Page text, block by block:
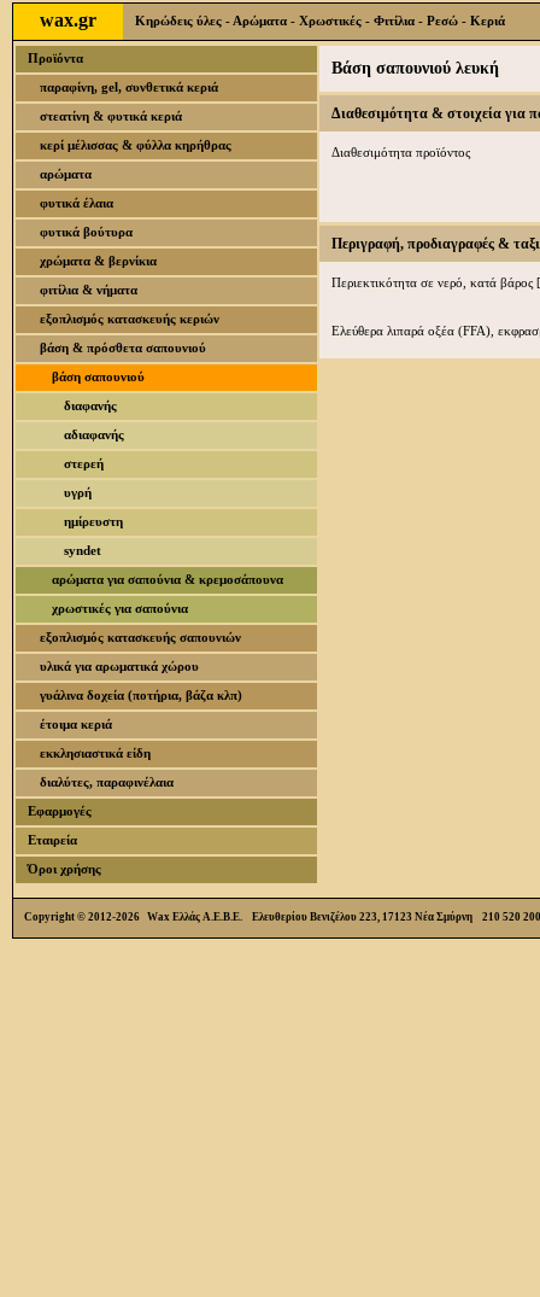
wax.gr Κηρώδεις ύλες - Αρώματα - Χρωστικές - Φιτίλια - Ρεσώ - Κεριά
Προϊόντα
παραφίνη, gel, συνθετικά κεριά
στεατίνη & φυτικά κεριά
κερί μέλισσας & φύλλα κηρήθρας
αρώματα
φυτικά έλαια
φυτικά βούτυρα
χρώματα & βερνίκια
φιτίλια & νήματα
εξοπλισμός κατασκευής κεριών
βάση & πρόσθετα σαπουνιού
βάση σαπουνιού
διαφανής
αδιαφανής
στερεή
υγρή
ημίρευστη
syndet
αρώματα για σαπούνια & κρεμοσάπουνα
χρωστικές για σαπούνια
εξοπλισμός κατασκευής σαπουνιών
υλικά για αρωματικά χώρου
γυάλινα δοχεία (ποτήρια, βάζα κλπ)
έτοιμα κεριά
εκκλησιαστικά είδη
διαλύτες, παραφινέλαια
Εφαρμογές
Εταιρεία
Όροι χρήσης
Βάση σαπουνιού λευκή
Διαθεσιμότητα & στοιχεία για
Διαθεσιμότητα προϊόντος
Περιγραφή, προδιαγραφές &
Περιεκτικότητα σε νερό, κατά
Ελεύθερα λιπαρά οξέα (FFA),
Copyright © 2012-2026 Wax Ελλάς Α.Ε.Β.Ε. Ελευθερίου Βενιζέλου 223, 17123 Νέα Σμύρνη 210 520